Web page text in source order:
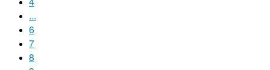
...
6
7
8